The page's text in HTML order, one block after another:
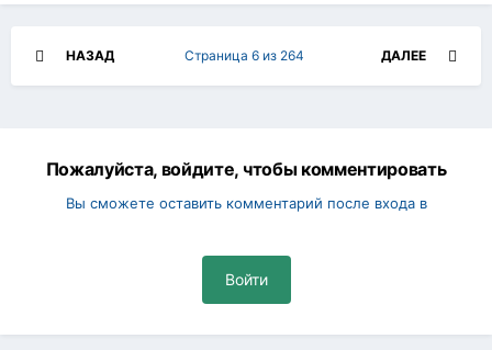
НАЗАД ДАЛЕЕ
Страница 6 из 264
Пожалуйста, войдите, чтобы комментировать
Вы сможете оставить комментарий после входа в
Войти